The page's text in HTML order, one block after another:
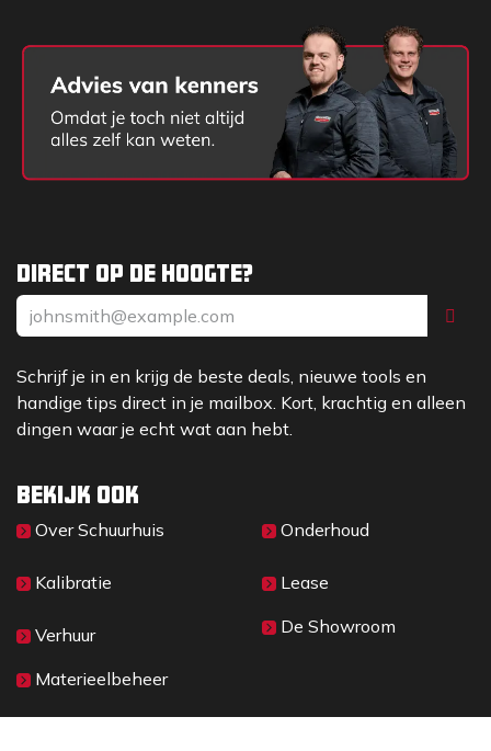
Direct op de hoogte?
Schrijf je in en krijg de beste deals, nieuwe tools en
handige tips direct in je mailbox. Kort, krachtig en alleen
dingen waar je echt wat aan hebt.
Bekijk ook
Over Sc​huurhuis
Kalibratie
Verhuur
Materieelbeheer
Onderhoud
Lease
De Showroom